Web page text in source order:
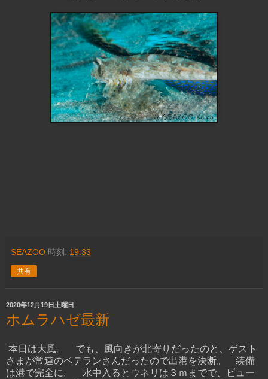
SEAZOO 時刻: 19:33
共有
2020年12月19日土曜日
ホムラハゼ最新
本日は大風。 でも、風向きが北寄りだったのと、ゲスト
さまが常連のベテランさんだったので出港を決断。 装備
は港で完全に。 水中入るとウネリは３ｍまでで、ビュー